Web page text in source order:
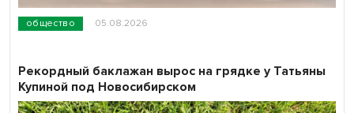
общество 05.08.2026
Рекордный баклажан вырос на грядке у Татьяны
Купиной под Новосибирском